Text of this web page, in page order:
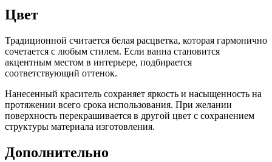
Цвет
Традиционной считается белая расцветка, которая гармонично
сочетается с любым стилем. Если ванна становится
акцентным местом в интерьере, подбирается
соответствующий оттенок.
Нанесенный краситель сохраняет яркость и насыщенность на
протяжении всего срока использования. При желании
поверхность перекрашивается в другой цвет с сохранением
структуры материала изготовления.
Дополнительно